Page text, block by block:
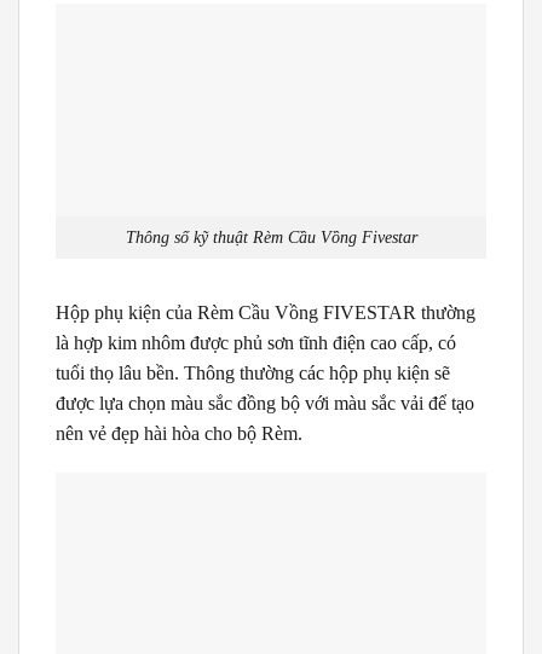
Thông số kỹ thuật Rèm Cầu Vồng Fivestar
Hộp phụ kiện của Rèm Cầu Vồng FIVESTAR thường
là hợp kim nhôm được phủ sơn tĩnh điện cao cấp, có
tuổi thọ lâu bền. Thông thường các hộp phụ kiện sẽ
được lựa chọn màu sắc đồng bộ với màu sắc vải để tạo
nên vẻ đẹp hài hòa cho bộ Rèm.